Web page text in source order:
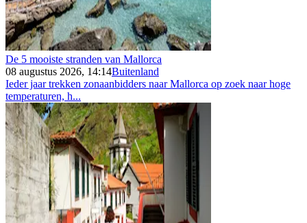
De 5 mooiste stranden van Mallorca
08 augustus 2026, 14:14Buitenland
Ieder jaar trekken zonaanbidders naar Mallorca op zoek naar hoge
temperaturen, h...